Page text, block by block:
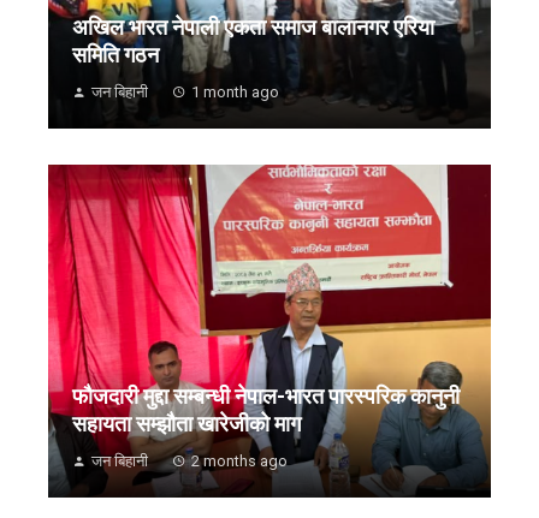
अखिल भारत नेपाली एकता समाज बालानगर एरिया
समिति गठन
जन बिहानी 1 month ago
फौजदारी मुद्दा सम्बन्धी नेपाल-भारत पारस्परिक कानुनी
सहायता सम्झौता खारेजीको माग
जन बिहानी 2 months ago